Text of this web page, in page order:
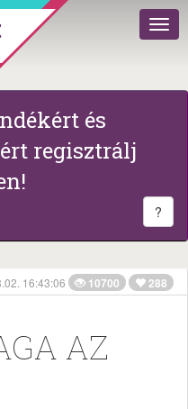
és
regisztrálj
?
16:43:06 10700 288
AZ